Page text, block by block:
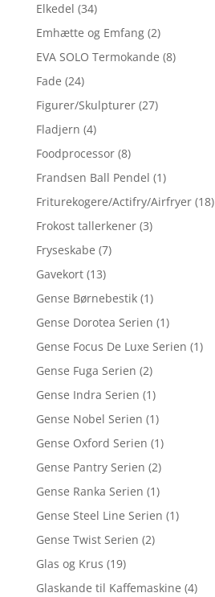
Elkedel (34)
Emhætte og Emfang (2)
EVA SOLO Termokande (8)
Fade (24)
Figurer/Skulpturer (27)
Fladjern (4)
Foodprocessor (8)
Frandsen Ball Pendel (1)
Friturekogere/Actifry/Airfryer (18)
Frokost tallerkener (3)
Fryseskabe (7)
Gavekort (13)
Gense Børnebestik (1)
Gense Dorotea Serien (1)
Gense Focus De Luxe Serien (1)
Gense Fuga Serien (2)
Gense Indra Serien (1)
Gense Nobel Serien (1)
Gense Oxford Serien (1)
Gense Pantry Serien (2)
Gense Ranka Serien (1)
Gense Steel Line Serien (1)
Gense Twist Serien (2)
Glas og Krus (19)
Glaskande til Kaffemaskine (4)